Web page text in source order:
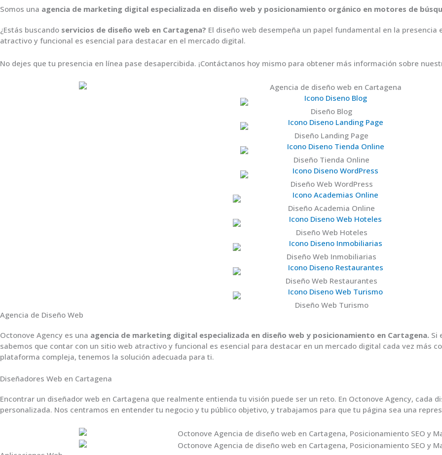
Somos una agencia de marketing digital especializada en diseño web y posicionamiento orgánico en motores de
¿Estás buscando servicios de diseño web en Cartagena? El diseño web desempeña un papel fundamental en la
atractivo y funcional es esencial para destacar en el mercado digital.
No dejes que tu presencia en línea pase desapercibida. ¡Contáctanos hoy mismo para obtener más información sobre
Diseño Blog
Diseño Landing Page
Diseño Tienda Online
Diseño Web WordPress
Diseño Academia Online
Diseño Web Hoteles
Diseño Web Inmobiliarias
Diseño Web Restaurantes
Diseño Web Turismo
Agencia de Diseño Web
Octonove Agency es una agencia de marketing digital especializada en diseño web y posicionamiento en Cartagena. Si
sabemos que contar con un sitio web atractivo y funcional es esencial para destacar en un mercado digital cada vez más
plataforma compleja, tenemos la solución adecuada para ti.
Diseñadores Web en Cartagena
Encontrar un diseñador web en Cartagena que realmente entienda tu visión puede ser un reto. En Octonove Agency, cada
personalizada. Nos centramos en entender tu negocio y tu público objetivo, y trabajamos para que tu página sea una